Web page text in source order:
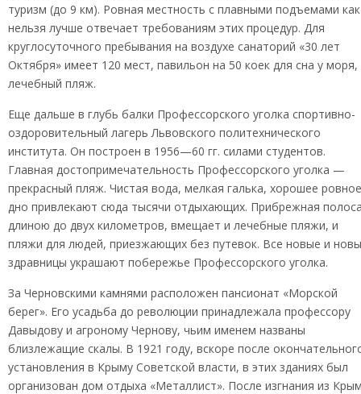
туризм (до 9 км). Ровная местность с плавными подъемами как
нельзя лучше отвечает требованиям этих процедур. Для
круглосуточного пребывания на воздухе санаторий «30 лет
Октября» имеет 120 мест, павильон на 50 коек для сна у моря,
лечебный пляж.
Еще дальше в глубь балки Профессорского уголка спортивно-
оздоровительный лагерь Львовского политехнического
института. Он построен в 1956—60 гг. силами студентов.
Главная достопримечательность Профессорского уголка —
прекрасный пляж. Чистая вода, мелкая галька, хорошее ровное
дно привлекают сюда тысячи отдыхающих. Прибрежная
длиною до двух километров, вмещает и лечебные пляжи, и
пляжи для людей, приезжающих без путевок. Все новые и
здравницы украшают побережье Профессорского уголка.
За Черновскими камнями расположен пансионат «Морской
берег». Его усадьба до революции принадлежала профессору
Давыдову и агроному Чернову, чьим именем названы
близлежащие скалы. В 1921 году, вскоре после
установления в Крыму Советской власти, в этих зданиях был
организован дом отдыха «Металлист». После изгнания из